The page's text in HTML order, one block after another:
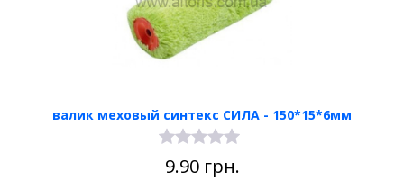
валик меховый синтекс СИЛА - 150*15*6мм
9.90грн.